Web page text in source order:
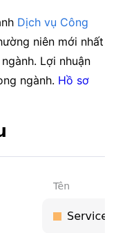
Dịch vụ Công
niên mới nhất
Lợi nhuận
ngành. Hồ sơ